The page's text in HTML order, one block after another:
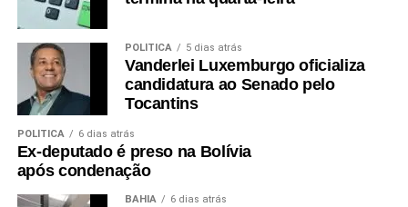
POLÍTICA 5 dias atrás
Vanderlei Luxemburgo oficializa
candidatura ao Senado pelo
Tocantins
POLÍTICA 6 dias atrás
Ex-deputado é preso na Bolívia
após condenação
BAHIA 6 dias atrás